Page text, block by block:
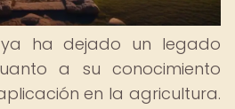
ha dejado un legado
a su conocimiento
en la agricultura.